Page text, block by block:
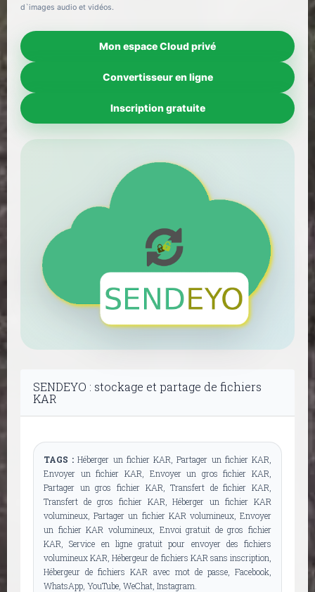
d`images audio et vidéos.
Mon espace Cloud privé
Convertisseur en ligne
Inscription gratuite
SENDEYO : stockage et partage de fichiers
KAR
TAGS : Héberger un fichier KAR, Partager un fichier KAR,
Envoyer un fichier KAR, Envoyer un gros fichier KAR,
Partager un gros fichier KAR, Transfert de fichier KAR,
Transfert de gros fichier KAR, Héberger un fichier KAR
volumineux, Partager un fichier KAR volumineux, Envoyer
un fichier KAR volumineux, Envoi gratuit de gros fichier
KAR, Service en ligne gratuit pour envoyer des fichiers
volumineux KAR, Hébergeur de fichiers KAR sans inscription,
Hébergeur de fichiers KAR avec mot de passe, Facebook,
WhatsApp, YouTube, WeChat, Instagram.